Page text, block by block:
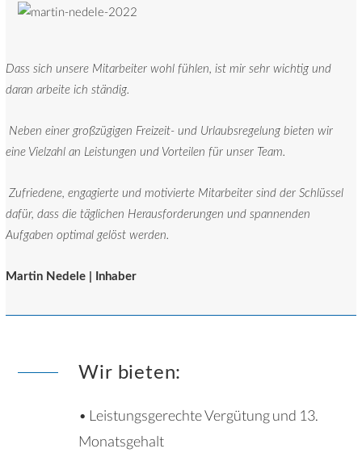
Dass sich unsere Mitarbeiter wohl fühlen, ist mir sehr wichtig und
daran arbeite ich ständig.
Neben einer großzügigen Freizeit- und Urlaubsregelung bieten wir
eine Vielzahl an Leistungen und Vorteilen für unser Team.
Zufriedene, engagierte und motivierte Mitarbeiter sind der Schlüssel
dafür, dass die täglichen Herausforderungen und spannenden
Aufgaben optimal gelöst werden.
Martin Nedele | Inhaber
Wir bieten:
• Leistungsgerechte Vergütung und 13.
Monatsgehalt